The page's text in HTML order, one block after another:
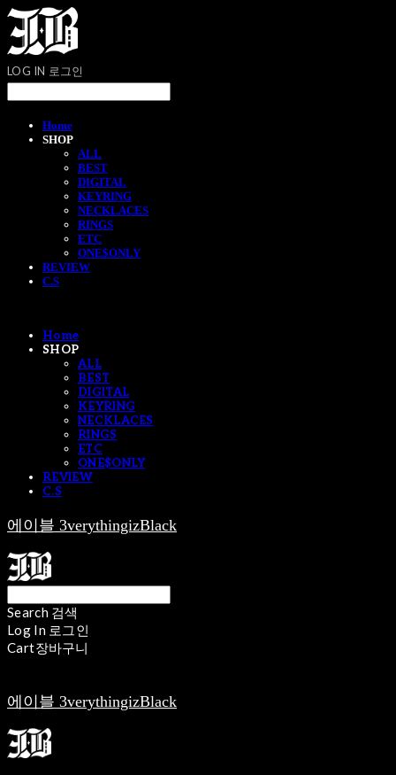
LOG IN 로그인
Home
SHOP
ALL
BEST
DIGITAL
KEYRING
NECKLACES
RINGS
ETC
ONE$ONLY
REVIEW
C.S
Home
SHOP
ALL
BEST
DIGITAL
KEYRING
NECKLACES
RINGS
ETC
ONE$ONLY
REVIEW
C.S
에이블 3verythingizBlack
Search 검색
Log In 로그인
Cart장바구니
에이블 3verythingizBlack